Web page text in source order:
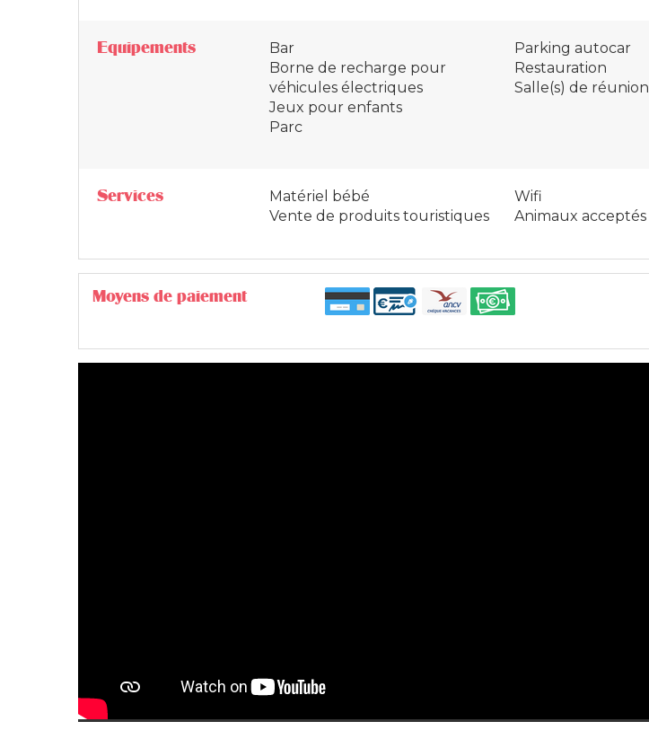
Equipements
Bar
Borne de recharge pour
véhicules électriques
Jeux pour enfants
Parc
Parking autocar
Restauration
Salle(s) de réunion
Services
Matériel bébé
Vente de produits touristiques
Wifi
Animaux acceptés
Moyens de paiement